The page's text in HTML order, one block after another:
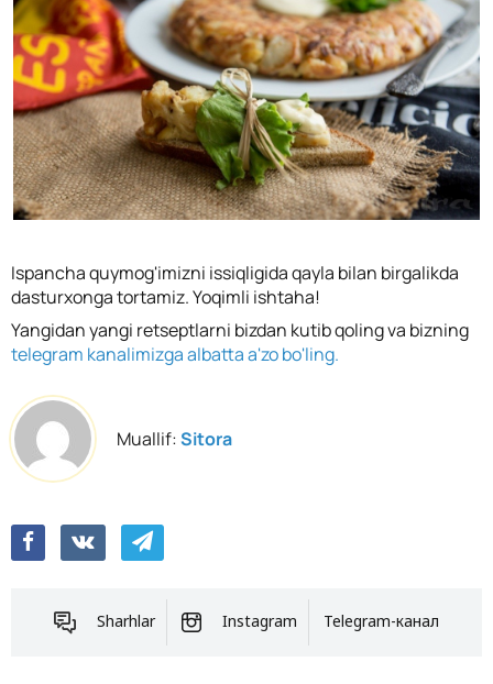
Ispancha quymog'imizni issiqligida qayla bilan birgalikda
dasturxonga tortamiz. Yoqimli ishtaha!
Yangidan yangi retseptlarni bizdan kutib qoling va bizning
telegram kanalimizga albatta a'zo bo'ling.
Muallif:Sitora
Sharhlar Instagram Telegram-канал